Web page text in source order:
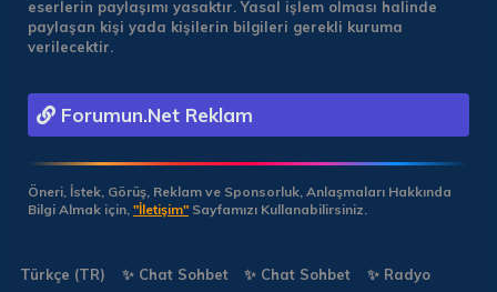
eserlerin paylaşımı yasaktır. Yasal işlem olması halinde
paylaşan kişi yada kişilerin bilgileri gerekli kuruma
verilecektir.
Forumun.Net Reklam
Öneri, İstek, Görüş, Reklam ve Sponsorluk, Anlaşmaları Hakkında
Bilgi Almak için, "İletişim" Sayfamızı Kullanabilirsiniz.
Türkçe (TR) ✨ Chat Sohbet ✨ Chat Sohbet ✨ Radyo